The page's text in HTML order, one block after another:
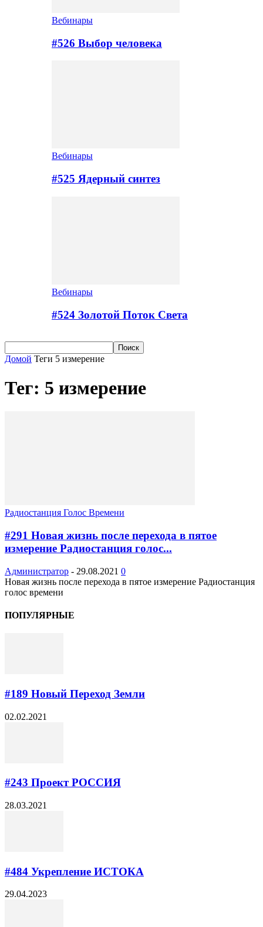
Вебинары
#526 Выбор человека
Вебинары
#525 Ядерный синтез
Вебинары
#524 Золотой Поток Cвета
Домой Теги 5 измерение
Тег: 5 измерение
Радиостанция Голос Времени
#291 Новая жизнь после перехода в пятое
измерение Радиостанция голос...
Администратор - 29.08.2021 0
Новая жизнь после перехода в пятое измерение Радиостанция
голос времени
ПОПУЛЯРНЫЕ
#189 Новый Переход Земли
02.02.2021
#243​ Проект РОССИЯ
28.03.2021
#484 Укрепление ИСТОКА
29.04.2023